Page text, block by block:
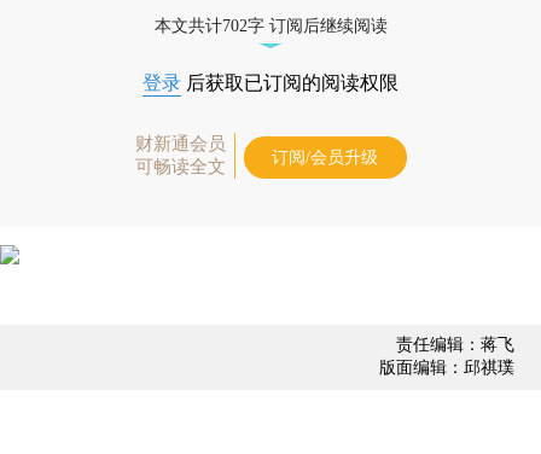
本文共计702字 订阅后继续阅读
登录 后获取已订阅的阅读权限
财新通会员
可畅读全文
订阅/会员升级
责任编辑：蒋飞
版面编辑：邱祺璞